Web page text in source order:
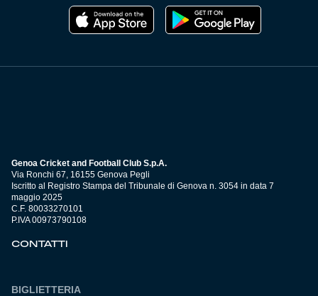
Genoa Cricket and Football Club S.p.A.
Via Ronchi 67, 16155 Genova Pegli
Iscritto al Registro Stampa del Tribunale di Genova n. 3054 in data 7
maggio 2025
C.F. 80033270101
P.IVA 00973790108
CONTATTI
BIGLIETTERIA